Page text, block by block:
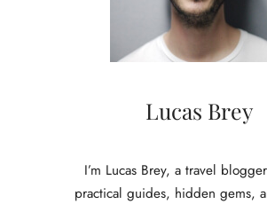
Lucas Brey
I’m Lucas Brey, a travel
practical guides, hidden gems,